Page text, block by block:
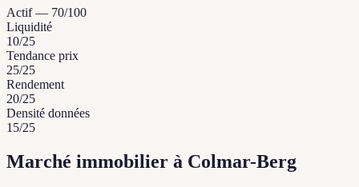
Actif— 70/100
Liquidité
10/25
Tendance prix
25/25
Rendement
20/25
Densité données
15/25
Marché immobilier à Colmar-Berg